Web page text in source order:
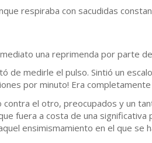
respiraba con sacudidas
una reprimenda por parte
de medirle el pulso. Sintió un
por minuto! Era
contra el otro, preocupados y un
fuera a costa de una
ensimismamiento en el que se